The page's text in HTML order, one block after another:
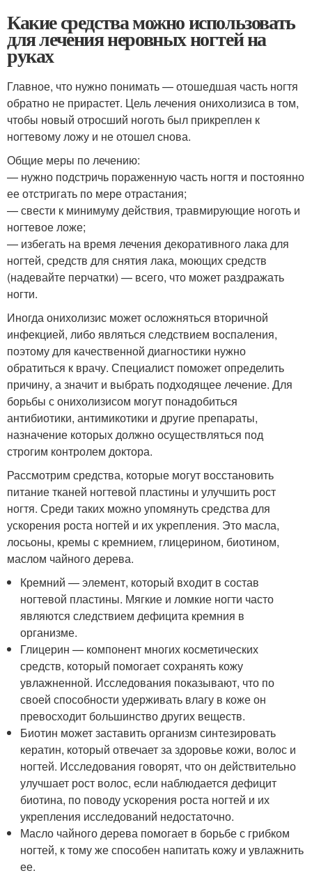
Какие средства можно использовать
для лечения неровных ногтей на
руках
Главное, что нужно понимать — отошедшая часть ногтя
обратно не прирастет. Цель лечения онихолизиса в том,
чтобы новый отросший ноготь был прикреплен к
ногтевому ложу и не отошел снова.
Общие меры по лечению:
— нужно подстричь пораженную часть ногтя и постоянно
ее отстригать по мере отрастания;
— свести к минимуму действия, травмирующие ноготь и
ногтевое ложе;
— избегать на время лечения декоративного лака для
ногтей, средств для снятия лака, моющих средств
(надевайте перчатки) — всего, что может раздражать
ногти.
Иногда онихолизис может осложняться вторичной
инфекцией, либо являться следствием воспаления,
поэтому для качественной диагностики нужно
обратиться к врачу. Специалист поможет определить
причину, а значит и выбрать подходящее лечение. Для
борьбы с онихолизисом могут понадобиться
антибиотики, антимикотики и другие препараты,
назначение которых должно осуществляться под
строгим контролем доктора.
Рассмотрим средства, которые могут восстановить
питание тканей ногтевой пластины и улучшить рост
ногтя. Среди таких можно упомянуть средства для
ускорения роста ногтей и их укрепления. Это масла,
лосьоны, кремы с кремнием, глицерином, биотином,
маслом чайного дерева.
Кремний — элемент, который входит в состав
ногтевой пластины. Мягкие и ломкие ногти часто
являются следствием дефицита кремния в
организме.
Глицерин — компонент многих косметических
средств, который помогает сохранять кожу
увлажненной. Исследования показывают, что по
своей способности удерживать влагу в коже он
превосходит большинство других веществ.
Биотин может заставить организм синтезировать
кератин, который отвечает за здоровье кожи, волос и
ногтей. Исследования говорят, что он действительно
улучшает рост волос, если наблюдается дефицит
биотина, по поводу ускорения роста ногтей и их
укрепления исследований недостаточно.
Масло чайного дерева помогает в борьбе с грибком
ногтей, к тому же способен напитать кожу и увлажнить
ее.